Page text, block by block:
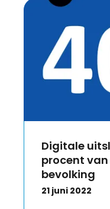
Digitale
procent
bevolking
21 juni 2022